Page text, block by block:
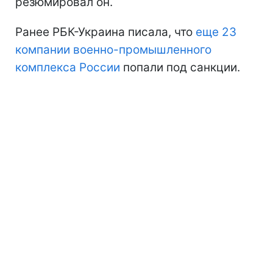
Ранее РБК-Украина писала, что еще 23
компании военно-промышленного
комплекса России попали под санкции.